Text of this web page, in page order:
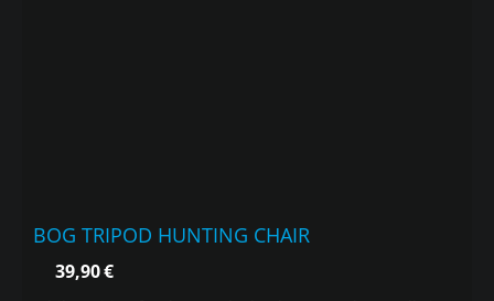
BOG TRIPOD HUNTING CHAIR
39,90€